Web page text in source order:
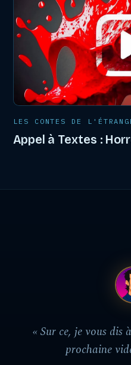
LES CONTES DE
Appel à Textes :
« Sur ce, je vous dis
prochaine